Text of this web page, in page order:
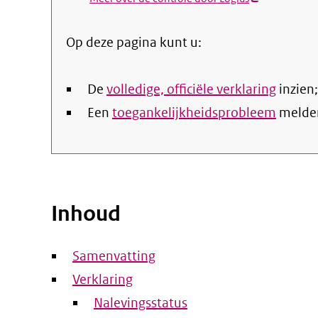
Op deze pagina kunt u:
De volledige, officiële verklaring inzien;
Een toegankelijkheidsprobleem
Inhoud
Samenvatting
Verklaring
Nalevingsstatus